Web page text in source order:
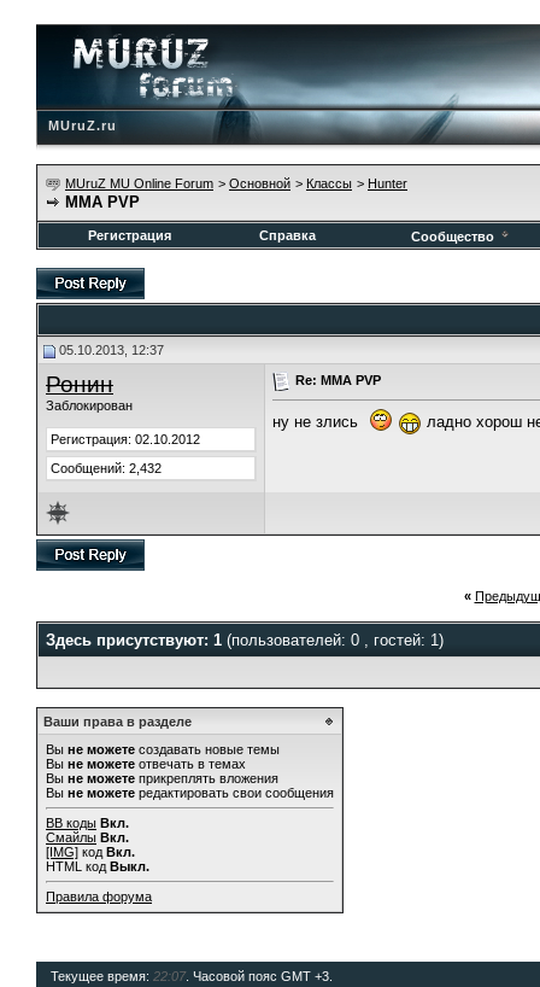
MUruZ.ru
MUruZ MU Online Forum > Основной > Классы > Hunter
ММА PVP
Регистрация Справка Сообщество
05.10.2013, 12:37
Ронин
Заблокирован
Регистрация: 02.10.2012
Сообщений: 2,432
Re: ММА PVP
ну не злись ладно хорош
«
Здесь присутствуют: 1 (пользователей: 0 , гостей: 1)
Ваши права в разделе
Вы не можете создавать новые темы
Вы не можете отвечать в темах
Вы не можете прикреплять вложения
Вы не можете редактировать свои сообщения
BB коды Вкл.
Смайлы Вкл.
[IMG] код Вкл.
HTML код Выкл.
Правила форума
Текущее время: 22:07. Часовой пояс GMT +3.